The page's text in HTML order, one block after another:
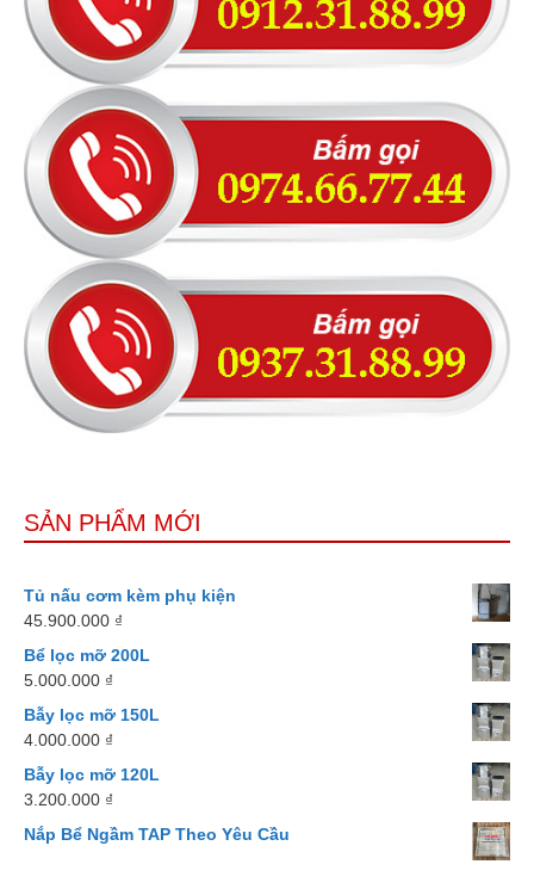
SẢN PHẨM MỚI
Tủ nấu cơm kèm phụ kiện
45.900.000 ₫
Bể lọc mỡ 200L
5.000.000 ₫
Bẫy lọc mỡ 150L
4.000.000 ₫
Bẫy lọc mỡ 120L
3.200.000 ₫
Nắp Bể Ngầm TAP Theo Yêu Cầu